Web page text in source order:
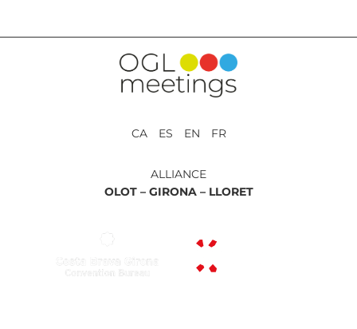
CA ES EN FR
ALLIANCE
OLOT – GIRONA – LLORET